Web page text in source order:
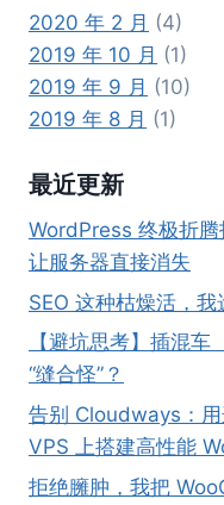
2020 年 2 月 (4)
2019 年 10 月 (1)
2019 年 9 月 (10)
2019 年 8 月 (1)
最近更新
WordPress 终极折腾
让服务器直接消失
SEO 这种枯燥活，我
【避坑思考】插混车
“缝合怪”？
告别 Cloudways：
VPS 上搭建高性能
拒绝臃肿，我把